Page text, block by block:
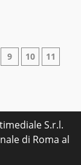
9 10
11
S.r.l.
di Roma al